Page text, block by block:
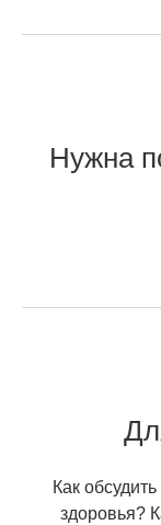
Нужна
Как
здоровья?